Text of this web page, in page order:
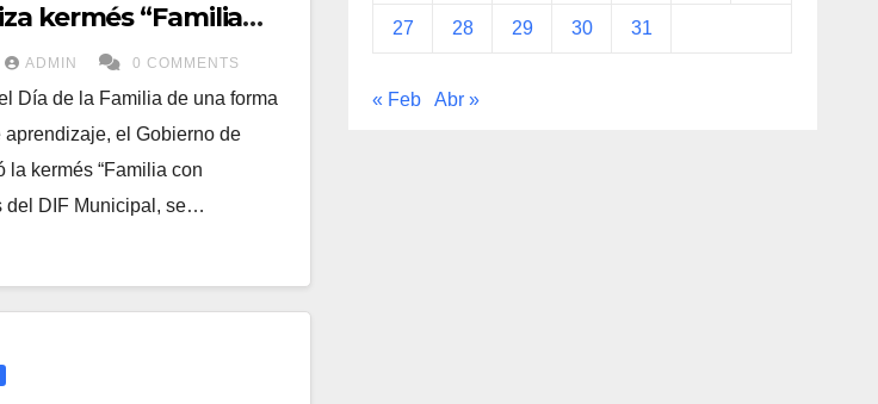
kermés “Familia
ADMIN 0 COMMENTS
Día de la Familia de una forma
el Gobierno de
la kermés “Familia con
del DIF Municipal, se…
27 28 29 30 31
« Feb Abr »